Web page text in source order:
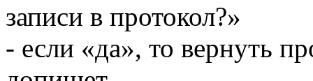
записи в протокол?»
- если «да», то вернуть